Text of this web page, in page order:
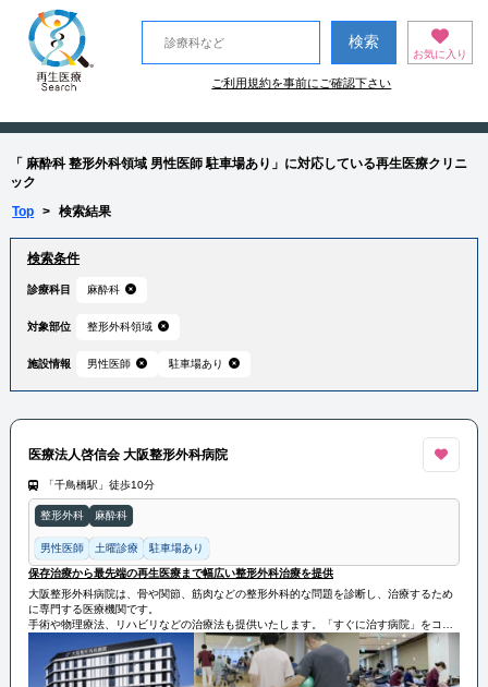
お気に入り
ご利用規約を事前にご確認下さい
「 麻酔科 整形外科領域 男性医師 駐車場あり」に対応している再生医療クリニ
ック
Top > 検索結果
検索条件
診療科目 麻酔科
対象部位 整形外科領域
施設情報 男性医師 駐車場あり
医療法人啓信会 大阪整形外科病院
「千鳥橋駅」徒歩10分
整形外科 麻酔科
男性医師 土曜診療 駐車場あり
保存治療から最先端の再生医療まで幅広い整形外科治療を提供
大阪整形外科病院は、骨や関節、筋肉などの整形外科的な問題を診断し、治療するため
に専門する医療機関です。
手術や物理療法、リハビリなどの治療法も提供いたします。「すぐに治す病院」をコン
セプトに、地域に根差した質の高い医療が可能です。
変形性関節症や脊椎疾患、総合リハビリテーションも実施しております。保存治療から
最先端の再生医療まで幅広い整形外科治療を提供いたします。